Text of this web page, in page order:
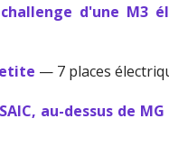
d'une M3
— 7 places
au-dessus de MG